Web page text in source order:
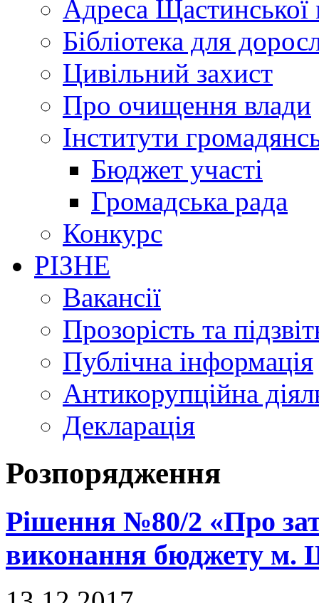
Адреса Щастинської
Бібліотека для
Цивільний захист
Про очищення влади
Інститути
Бюджет участі
Громадська рада
Конкурс
РІЗНЕ
Вакансії
Прозорість та
Публічна інформація
Антикорупційна
Декларація
Розпорядження
Рішення №80/2 «Про
виконання бюджету м.